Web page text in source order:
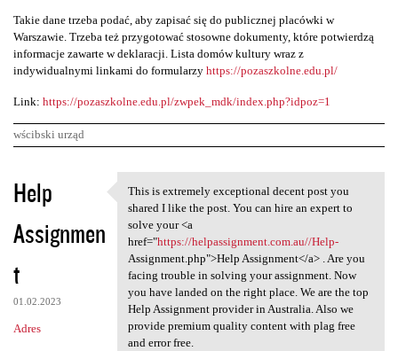
Takie dane trzeba podać, aby zapisać się do publicznej placówki w
Warszawie. Trzeba też przygotować stosowne dokumenty, które potwierdzą
informacje zawarte w deklaracji. Lista domów kultury wraz z
indywidualnymi linkami do formularzy https://pozaszkolne.edu.pl/
Link: https://pozaszkolne.edu.pl/zwpek_mdk/index.php?idpoz=1
wścibski urząd
K
o
m
n
t
a
Help
Assignmen
t
01.02.2023
Adres
This is extremely exceptional
This is extremely exceptional decent post you
shared I like the post. You can hire an expert to
solve your <a
href="https://helpassignment.com.au//Help-
Assignment.php">Help Assignment</a> . Are you
facing trouble in solving your assignment. Now
you have landed on the right place. We are the top
Help Assignment provider in Australia. Also we
provide premium quality content with plag free
and error free.